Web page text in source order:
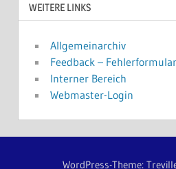
WEITERE LINKS
Allgemeinarchiv
Feedback – Fehlerformular
Interner Bereich
Webmaster-Login
WordPress-Theme: